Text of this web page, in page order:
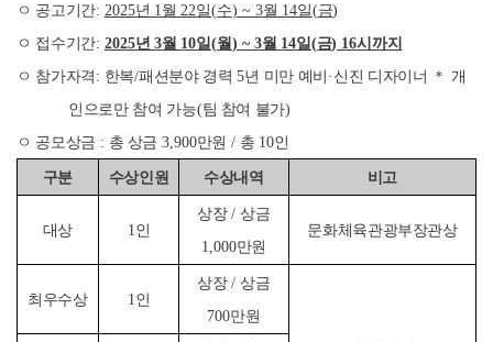
ㅇ 공고기간: 2025년 1 월 22일(수) ~ 3월 14일(금)
ㅇ 접수기간: 2025년3월 10일(월 ) ~ 3월 14일 (금) 16시까지
ㅇ 참가자격 : 한복/패션분야 경력5년 미만 예비 · 신진 디자이너 ＊ 개
인으로만 참여 가능(팀 참여 불가)
ㅇ 공모상금 : 총 상금 3,900만원 / 총 10인
구분 수상인원 수상내역 비고
대상 1 인
상장/상금
1,000만원
문화체육관광부장관상
최우수상 1 인
상장/상금
700만원